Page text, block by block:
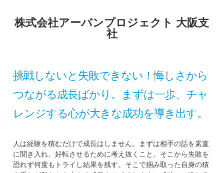
株式会社アーバンプロジェクト 大阪支
社
挑戦しないと失敗できない！悔しさから
つながる成長ばかり。まずは一歩、チャ
レンジする心が大きな成功を導き出す。
人は経験を積むだけで成長はしません。まずは相手の話を素直
に聞き入れ、好転させるために考え抜くこと。そこから失敗を
恐れず何度もトライし結果を残す。そこで掴み取った自身の積